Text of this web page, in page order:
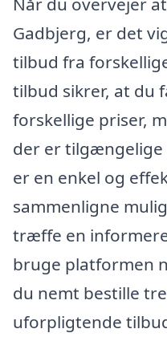
Gadbjerg, er det
tilbud fra
tilbud sikrer, at du
forskellige priser,
der er tilgængelige
er en enkel og
sammenligne
træffe en
bruge platformen
du nemt bestille
uforpligtende